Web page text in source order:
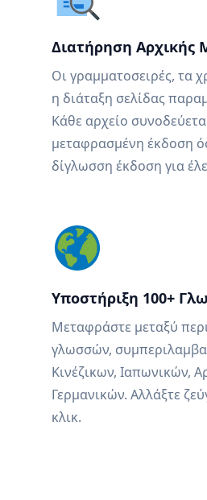
Διατήρηση Αρχικής
Οι γραμματοσειρές, τα
η διάταξη σελίδας
Κάθε αρχείο
μεταφρασμένη έκδοση
δίγλωσση έκδοση για
Υποστήριξη 100+
Μεταφράστε μεταξύ
γλωσσών,
Κινέζικων, Ιαπωνικών,
Γερμανικών. Αλλάξτε
κλικ.